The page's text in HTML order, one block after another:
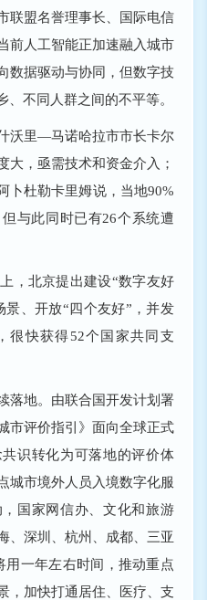
联盟名誉理事长、国际电信
前人工智能正加速融入城市
数据驱动与协同，但数字技
不同人群之间的不平等。
沃里—马诺哈拉市市长卡尔
大，亟需技术和资金介入；
卜杜勒卡里姆说，当地90%
与此同时已有26个系统遭
，北京提出建设“数字友好
、开放“四个友好”，并发
很快获得52个国家共同支
落地。由联合国开发计划署
市评价指引》面向全球正式
识转化为可落地的评价体
城市境外人员入境数字化服
国家网信办、文化和旅游
、深圳、杭州、成都、三亚
一年左右时间，推动重点
，加快打通居住、医疗、支